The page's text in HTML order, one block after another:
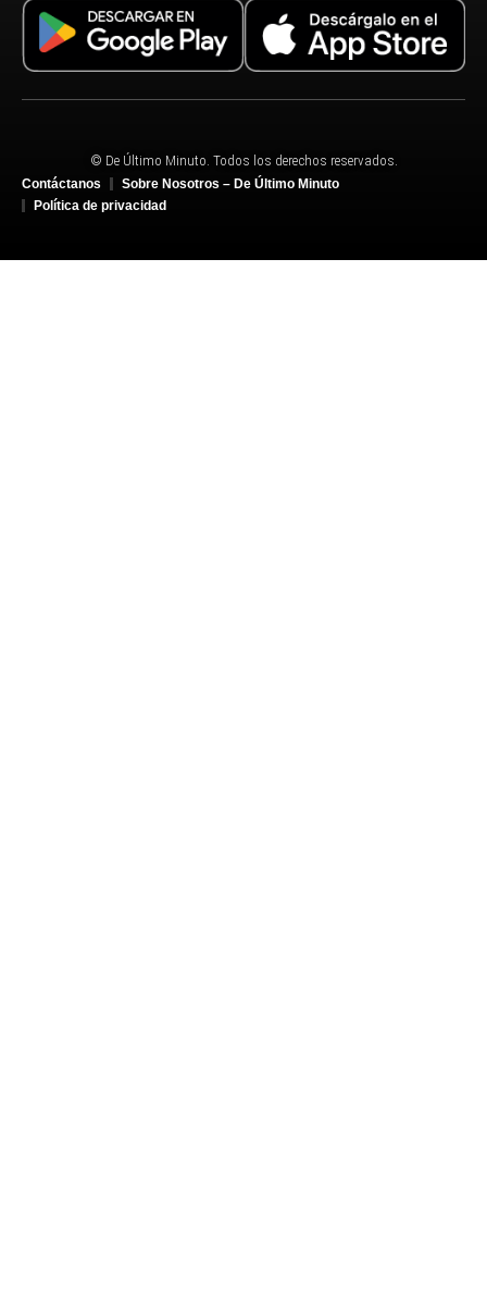
© De Último Minuto. Todos los derechos reservados.
Contáctanos
Sobre Nosotros – De Último Minuto
Política de privacidad